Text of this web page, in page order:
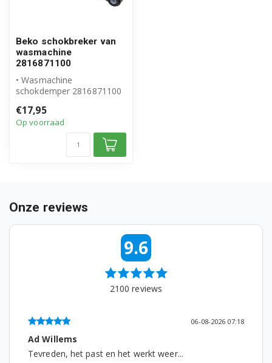
WCC7732XSC 8885193200
WCC7732XWC 8885183200
WCV10713XWPT 8889173200
WCV8711BC 8888983200
WCV9713XWPT 8889283200
WMB101400 7138141100
WMB61421 7176481300
WMB61443PTE 7113842200
WMB61620 7110661200
Beko schokbreker van
wasmachine
2816871100
• Wasmachine
schokdemper 2816871100
• Schokbreker 11m...
€17,95
Op voorraad
Onze reviews
9.6
2100 reviews
06-08-2026 07:18
Ad Willems
Tevreden, het past en het werkt weer...